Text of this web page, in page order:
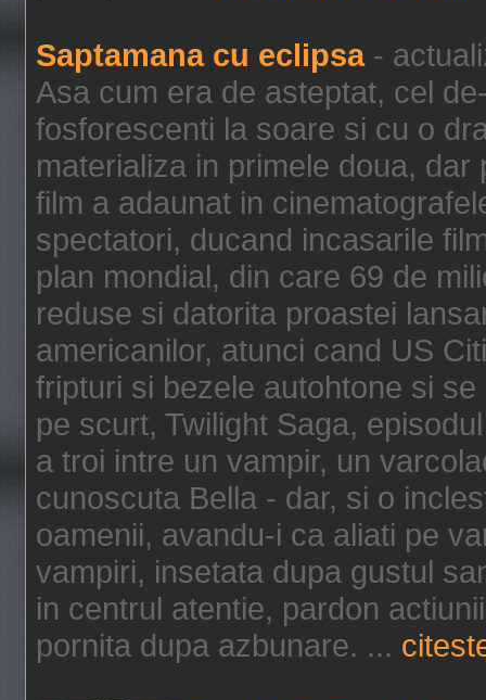
Saptamana cu eclipsa-
Asa cum era de asteptat, cel
fosforescenti la soare si cu o
materializa in primele doua,
film a adaunat in
spectatori, ducand incasarile
plan mondial, din care 69 de
reduse si datorita proastei
americanilor, atunci cand US
fripturi si bezele autohtone si
pe scurt, Twilight Saga,
a troi intre un vampir, un
cunoscuta Bella - dar, si o
oamenii, avandu-i ca aliati pe
vampiri, insetata dupa gustul
in centrul atentie, pardon
pornita dupa azbunare. ...